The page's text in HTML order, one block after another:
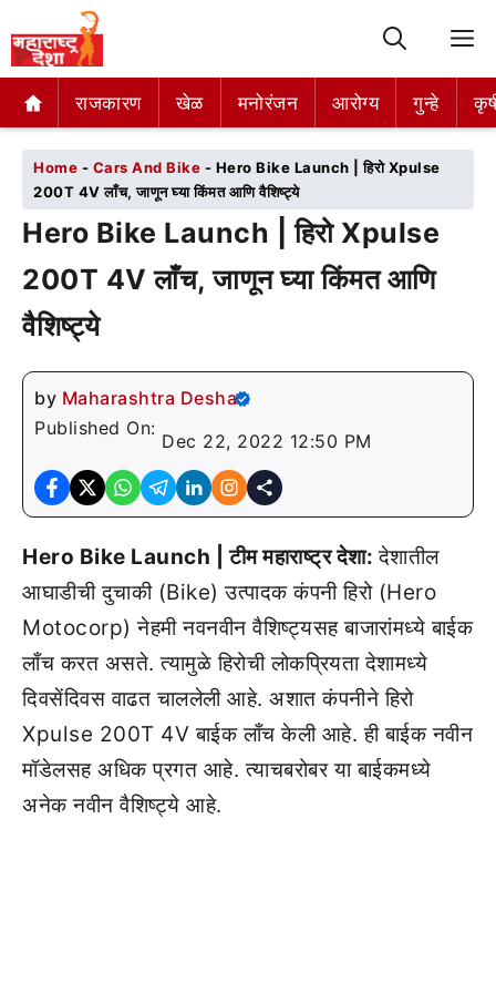
राजकारण खेळ मनोरंजन आरोग्य गुन्हे
राजकारण खेळ मनोरंजन आरोग्य गुन्हे
Home - Cars And Bike - Hero Bike Launch | हिरो Xpulse
200T 4V लाँच, जाणून घ्या किंमत आणि वैशिष्ट्ये
Hero Bike Launch | हिरो Xpulse
200T 4V लाँच, जाणून घ्या किंमत आणि
वैशिष्ट्ये
by Maharashtra Desha
Published On:
Dec 22, 2022 12:50 PM
Hero Bike Launch | टीम महाराष्ट्र देशा:देशातील
आघाडीची दुचाकी (Bike) उत्पादक कंपनी हिरो (Hero
Motocorp) नेहमी नवनवीन वैशिष्ट्यसह बाजारांमध्ये बाईक
लाँच करत असते. त्यामुळे हिरोची लोकप्रियता देशामध्ये
दिवसेंदिवस वाढत चाललेली आहे. अशात कंपनीने हिरो
Xpulse 200T 4V बाईक लाँच केली आहे. ही बाईक नवीन
मॉडेलसह अधिक प्रगत आहे. त्याचबरोबर या बाईकमध्ये
अनेक नवीन वैशिष्ट्ये आहे.